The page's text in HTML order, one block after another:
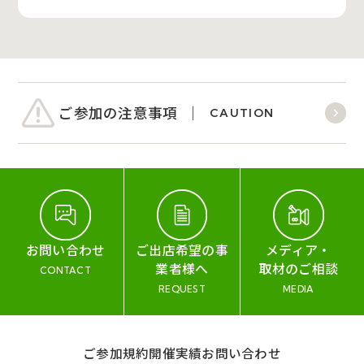
ご参加の注意事項 CAUTION
お問い合わせ
CONTACT
ご出店希望の事
業者様へ
REQUEST
メディア・
取材のご相談
MEDIA
ご参加規約開催実績お問い合わせ